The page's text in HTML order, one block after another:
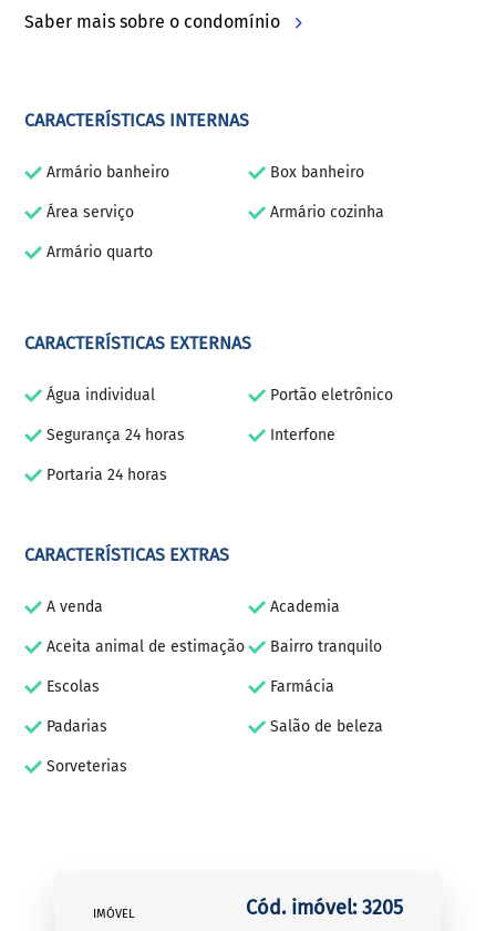
Saber mais sobre o condomínio
CARACTERÍSTICAS INTERNAS
Armário banheiro Box banheiro
Área serviço Armário cozinha
Armário quarto
CARACTERÍSTICAS EXTERNAS
Água individual Portão eletrônico
Segurança 24 horas Interfone
Portaria 24 horas
CARACTERÍSTICAS EXTRAS
A venda Academia
Aceita animal de estimação Bairro tranquilo
Escolas Farmácia
Padarias Salão de beleza
Sorveterias
IMÓVEL Cód. imóvel: 3205